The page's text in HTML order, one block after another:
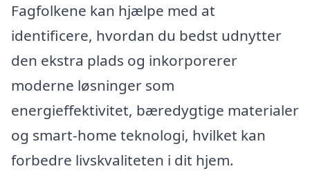
Fagfolkene kan hjælpe med at
identificere, hvordan du bedst udnytter
den ekstra plads og inkorporerer
moderne løsninger som
energieffektivitet, bæredygtige materialer
og smart-home teknologi, hvilket kan
forbedre livskvaliteten i dit hjem.